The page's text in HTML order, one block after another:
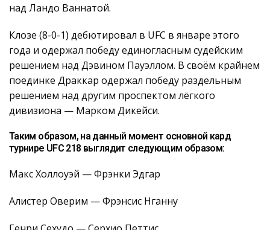
над Ландо Ваннатой.
Клозе (8-0-1) дебютировал в UFC в январе этого
года и одержал победу единогласным судейским
решением над Дэвином Пауэллом. В своём крайнем
поединке Драккар одержал победу раздельным
решением над другим проспектом лёгкого
дивизиона — Марком Дикейси.
Таким образом, на данный момент основной кард
турнире UFC 218 выглядит следующим образом:
Макс Холлоуэй — Фрэнки Эдгар
Алистер Оверим — Фрэнсис Нганну